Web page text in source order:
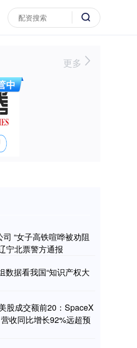
更多
“女子高铁喧哗被劝阻
宁北票警方通报
数据看我国“知识产权大
股成交额前20：SpaceX
收同比增长92%远超预